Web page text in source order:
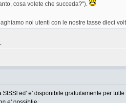
cosa volete che succeda?").
noi utenti con le nostre tasse dieci
ed' e' disponibile gratuitamente per